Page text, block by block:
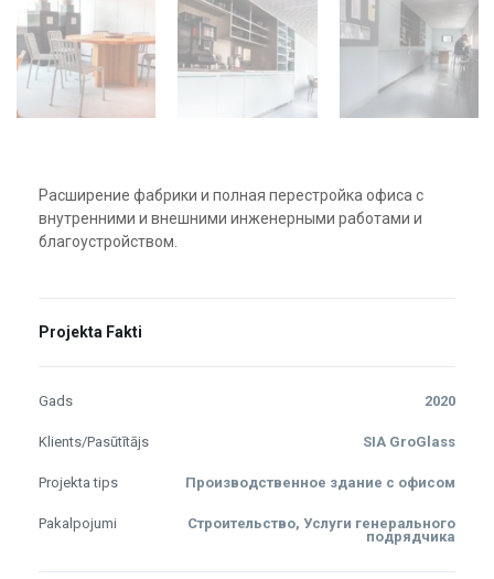
Расширение фабрики и полная перестройка офиса с
внутренними и внешними инженерными работами и
благоустройством.
Projekta Fakti
Gads 2020
Klients/Pasūtītājs SIA GroGlass
Projekta tips Производственное здание с офисом
Pakalpojumi
Строительство, Услуги генерального
подрядчика